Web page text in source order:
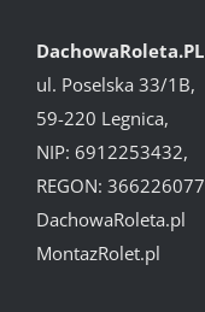
DachowaRoleta.PL
ul. Poselska 33/1B,
59-220 Legnica,
NIP: 6912253432,
REGON: 366226077
DachowaRoleta.pl
MontazRolet.pl